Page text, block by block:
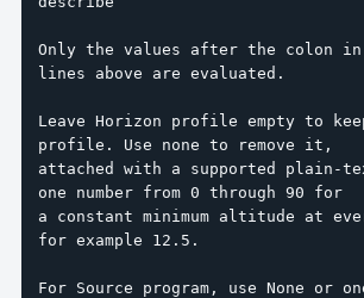
Only the values after the colon
lines above are evaluated.
Leave Horizon profile empty to
profile. Use none to remove it,
attached with a supported
one number from 0 through 90 for
a constant minimum altitude at
for example 12.5.
For Source program, use None or